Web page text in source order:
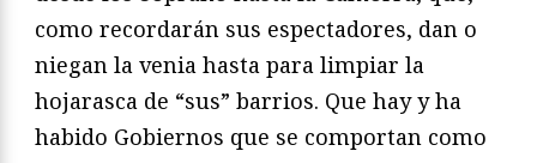
como recordarán sus espectadores, dan o
niegan la venia hasta para limpiar la
hojarasca de “sus” barrios. Que hay y ha
habido Gobiernos que se comportan como